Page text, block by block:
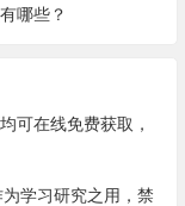
哪些？
可在线免费获取，
学习研究之用，禁